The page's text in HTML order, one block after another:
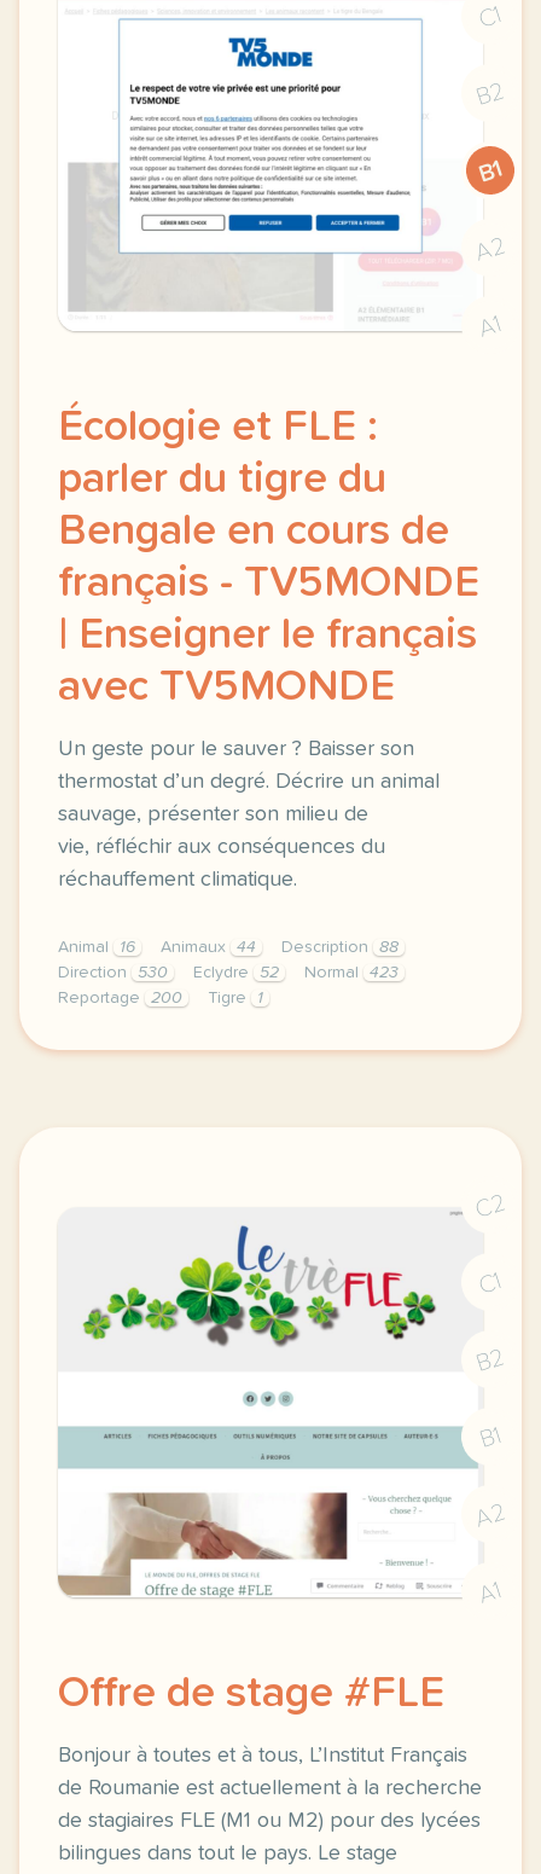
C1
B2
B1
A2
A1
Écologie et FLE :
parler du tigre du
Bengale en cours de
français - TV5MONDE
| Enseigner le français
avec TV5MONDE
Un geste pour le sauver ? Baisser son
thermostat d’un degré. Décrire un animal
sauvage, présenter son milieu de
vie, réfléchir aux conséquences du
réchauffement climatique.
Animal 16 Animaux 44 Description
88
Direction
530 Eclydre 52 Normal
423
Reportage
200 Tigre 1
didomi host didomi components button cursor
C2
C1
B2
B1
A2
A1
Offre de stage #FLE
Bonjour à toutes et à tous, L’Institut Français
de Roumanie est actuellement à la recherche
de stagiaires FLE (M1 ou M2) pour des lycées
bilingues dans tout le pays. Le stage